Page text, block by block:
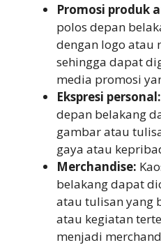
Promosi produk
polos depan
dengan logo atau
sehingga dapat
media promosi
Ekspresi personal:
depan belakang
gambar atau
gaya atau
Merchandise:
belakang dapat
atau tulisan yang
atau kegiatan
menjadi